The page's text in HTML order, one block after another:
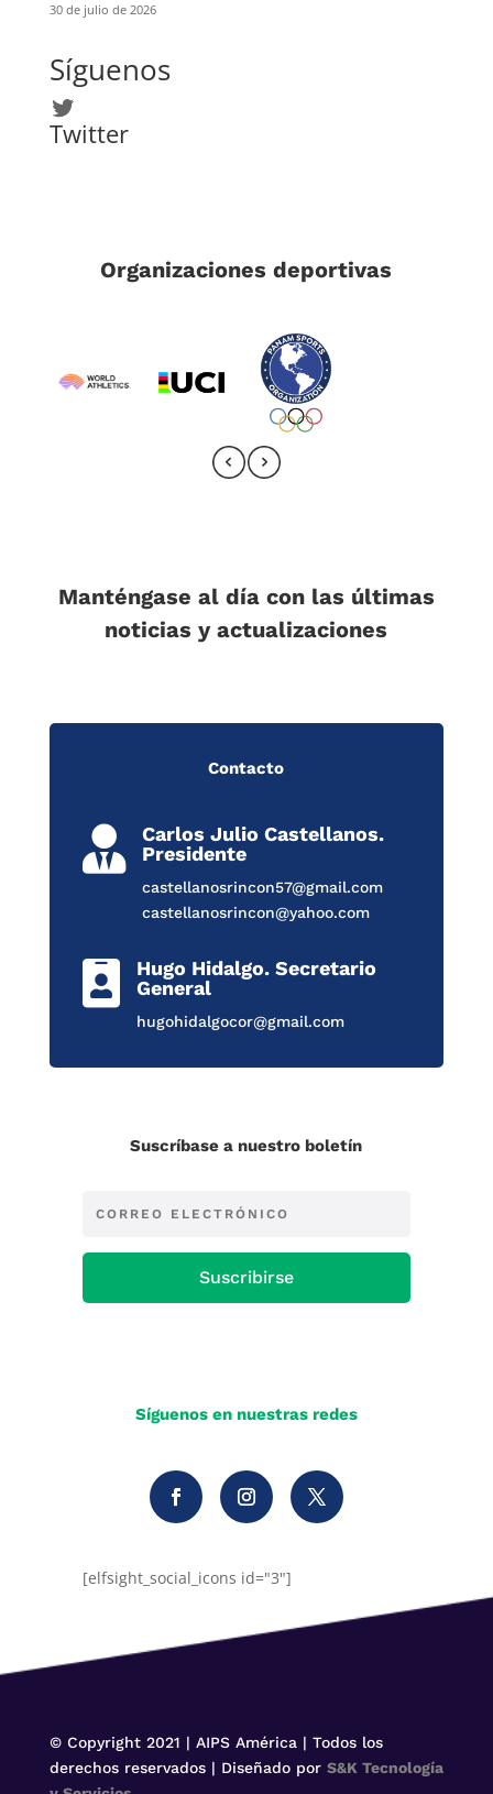
30 de julio de 2026
Síguenos
Twitter
Twitter
Organizaciones deportivas
Manténgase al día con las últimas
noticias y actualizaciones
Contacto

Carlos Julio Castellanos.
Presidente
castellanosrincon57@gmail.com
castellanosrincon@yahoo.com

Hugo Hidalgo. Secretario
General
hugohidalgocor@gmail.com
Suscríbase a nuestro boletín
Suscribirse
Síguenos en nuestras redes
[elfsight_social_icons id="3"]
© Copyright 2021 | AIPS América | Todos los
derechos reservados | Diseñado por S&K Tecnología